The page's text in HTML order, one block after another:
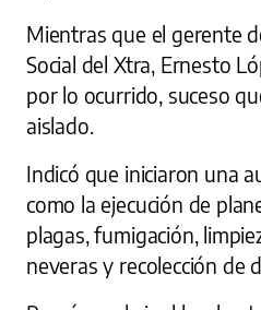
Mientras que el gerente
Social del Xtra, Ernesto
por lo ocurrido, suceso
aislado.
Indicó que iniciaron una
como la ejecución de
plagas, fumigación,
neveras y recolección de